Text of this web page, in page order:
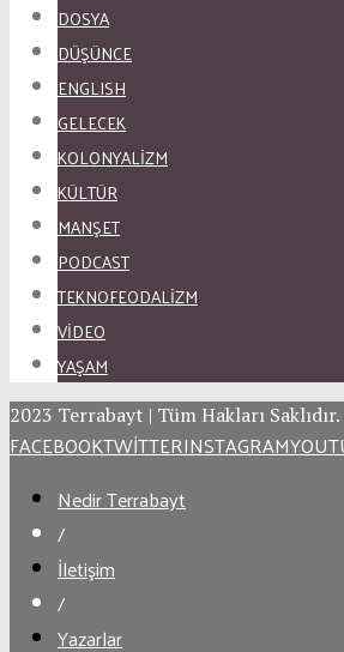
DOSYA
DÜŞÜNCE
ENGLISH
GELECEK
KOLONYALİZM
KÜLTÜR
MANŞET
PODCAST
TEKNOFEODALİZM
VİDEO
YAŞAM
2023 Terrabayt | Tüm Hakları
FACEBOOKTWITTERINSTAGRAM
Nedir Terrabayt
/
İletişim
/
Yazarlar